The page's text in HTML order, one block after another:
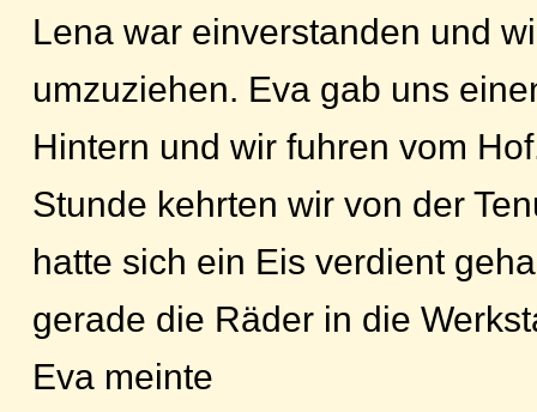
Lena war einverstanden und
umzuziehen. Eva gab uns
Hintern und wir fuhren vom
Stunde kehrten wir von der
hatte sich ein Eis verdient
gerade die Räder in die
Eva meinte